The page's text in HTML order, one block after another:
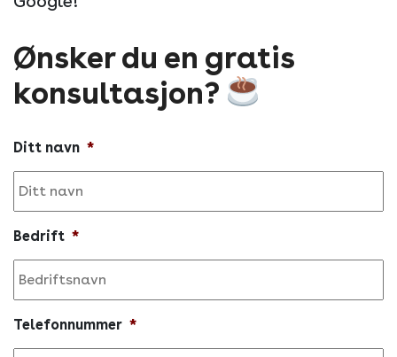
Ønsker du en gratis
konsultasjon?
Ditt navn *
Bedrift *
Telefonnummer *